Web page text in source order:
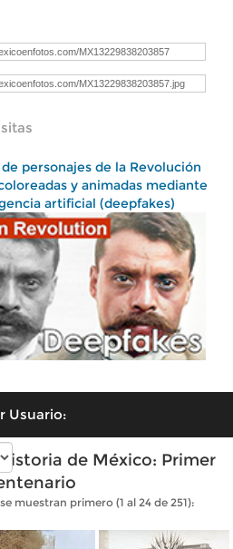
personajes de la Revolución
y animadas mediante
artificial (deepfakes)
Usuario:
de México: Primer
muestran primero (1 al 24 de 251):